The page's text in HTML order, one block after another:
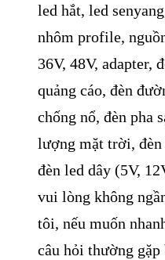
led hắt, led
nhôm profile,
36V, 48V, adapter,
quảng cáo, đèn
chống nổ, đèn pha
lượng mặt trời, đèn
đèn led dây (5V,
vui lòng không
tôi, nếu muốn
câu hỏi thường